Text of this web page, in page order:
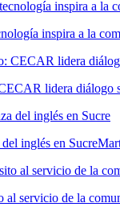
inspira a la
lidera diálogo
inglés en Sucre
servicio de la